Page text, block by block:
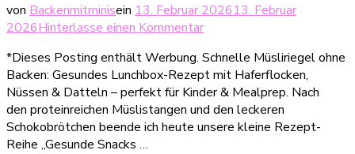
von Backenmitminisein 13. Februar 202613. Februar
2026Hinterlasse einen Kommentarzu
Snacks
für
die
Lunchbox
–
*Dieses Posting enthält Werbung. Schnelle Müsliriegel ohne
Backen: Gesundes Lunchbox-Rezept mit Haferflocken,
Nüssen & Datteln – perfekt für Kinder & Mealprep. Nach
den proteinreichen Müslistangen und den leckeren
Schokobrötchen beende ich heute unsere kleine Rezept-
Reihe „Gesunde Snacks …